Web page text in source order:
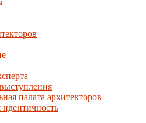
палата архитекторов
идентичность